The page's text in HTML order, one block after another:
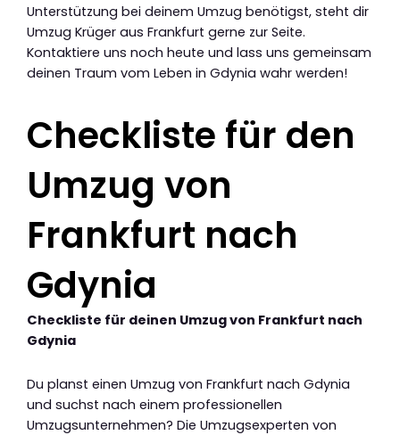
Unterstützung bei deinem Umzug benötigst, steht dir
Umzug Krüger aus Frankfurt gerne zur Seite.
Kontaktiere uns noch heute und lass uns gemeinsam
deinen Traum vom Leben in Gdynia wahr werden!
Checkliste für den
Umzug von
Frankfurt nach
Gdynia
Checkliste für deinen Umzug von Frankfurt nach
Gdynia
Du planst einen Umzug von Frankfurt nach Gdynia
und suchst nach einem professionellen
Umzugsunternehmen? Die Umzugsexperten von